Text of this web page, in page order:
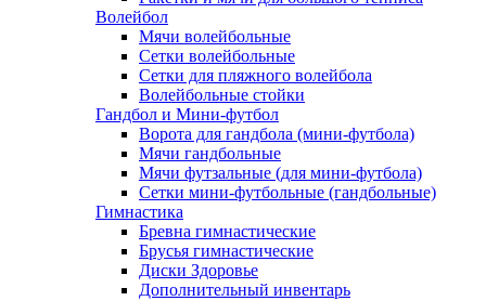
Волейбол
Мячи волейбольные
Сетки волейбольные
Сетки для пляжного волейбола
Волейбольные стойки
Гандбол и Мини-футбол
Ворота для гандбола (мини-футбола)
Мячи гандбольные
Мячи футзальные (для мини-футбола)
Сетки мини-футбольные (гандбольные)
Гимнастика
Бревна гимнастические
Брусья гимнастические
Диски Здоровье
Дополнительный инвентарь